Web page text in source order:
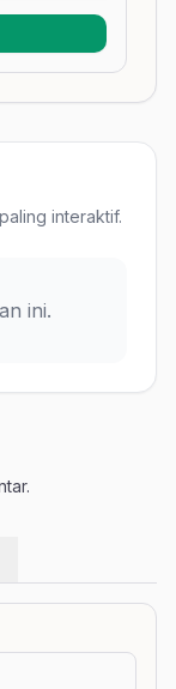
tab baru)
interaktif.
ini.